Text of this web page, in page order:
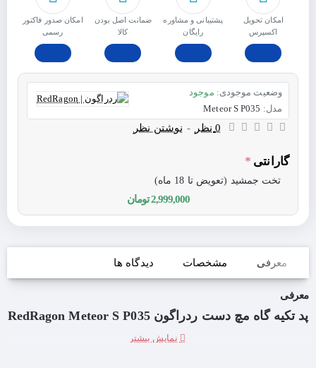
امکان تحویل
اکسپرس
پشتیبانی و مشاوره
رایگان
ﺿﻤﺎﻧﺖ اﺻﻞ ﺑﻮدن
ﮐﺎﻟﺎ
امکان صدور فاکتور
رسمی
وضعیت موجودی: موجود
مدل: Meteor S P035
0 نظر - نوشتن نظر
گارانتی
تخت جمشید (تعویض تا 18 ماه)
2,999,000 تومان
معرفی مشخصات دیدگاه ها
معرفی
پد تکیه گاه مچ دست ردراگون RedRagon Meteor S P035